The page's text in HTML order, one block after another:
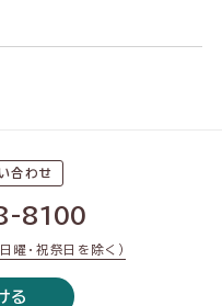
合わせ
8100
・祝祭日を除く）
る